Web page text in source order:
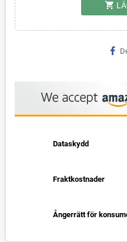
shopping_cart
Dataskydd
Fraktkostnader
Ångerrätt för